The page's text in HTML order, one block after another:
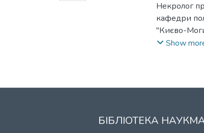
Некролог
кафедри
"Києво-
Рябова.
Show
БІБЛІОТЕКА